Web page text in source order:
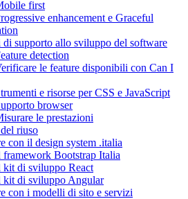
first
enhancement e Graceful
di supporto allo sviluppo del software
detection
le feature disponibili con Can I
e risorse per CSS e JavaScript
browser
le prestazioni
riuso
con il design system .italia
framework Bootstrap Italia
kit di sviluppo React
kit di sviluppo Angular
con i modelli di sito e servizi